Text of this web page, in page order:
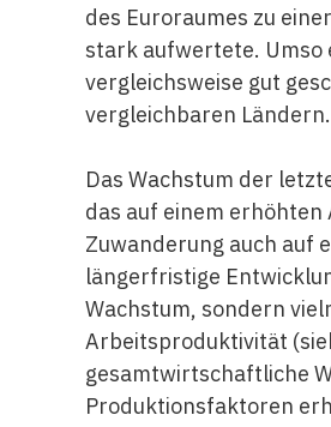
des Euroraumes zu
stark aufwertete. Umso
vergleichsweise gut
vergleichbaren Ländern.
Das Wachstum der
das auf einem
Zuwanderung auch auf
längerfristige
Wachstum, sondern
Arbeitsproduktivität
gesamtwirtschaftliche
Produktionsfaktoren